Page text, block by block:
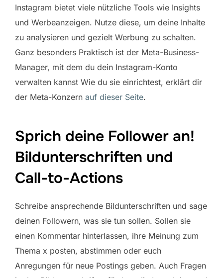
Instagram bietet viele nützliche Tools wie Insights
und Werbeanzeigen. Nutze diese, um deine Inhalte
zu analysieren und gezielt Werbung zu schalten.
Ganz besonders Praktisch ist der Meta-Business-
Manager, mit dem du dein Instagram-Konto
verwalten kannst Wie du sie einrichtest, erklärt dir
der Meta-Konzern auf dieser Seite.
Sprich deine Follower an!
Bildunterschriften und
Call-to-Actions
Schreibe ansprechende Bildunterschriften und sage
deinen Followern, was sie tun sollen. Sollen sie
einen Kommentar hinterlassen, ihre Meinung zum
Thema x posten, abstimmen oder euch
Anregungen für neue Postings geben. Auch Fragen